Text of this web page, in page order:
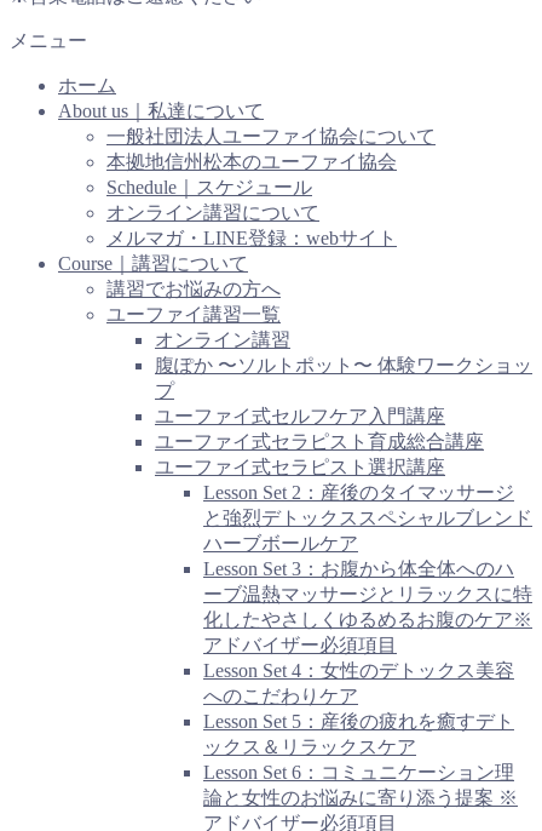
メニュー
ホーム
About us｜私達について
一般社団法人ユーファイ協会について
本拠地信州松本のユーファイ協会
Schedule｜スケジュール
オンライン講習について
メルマガ・LINE登録：webサイト
Course｜講習について
講習でお悩みの方へ
ユーファイ講習一覧
オンライン講習
腹ぽか 〜ソルトポット〜 体験ワークショッ
プ
ユーファイ式セルフケア入門講座
ユーファイ式セラピスト育成総合講座
ユーファイ式セラピスト選択講座
Lesson Set 2：産後のタイマッサージ
と強烈デトックススペシャルブレンド
ハーブボールケア
Lesson Set 3：お腹から体全体へのハ
ーブ温熱マッサージとリラックスに特
化したやさしくゆるめるお腹のケア※
アドバイザー必須項目
Lesson Set 4：女性のデトックス美容
へのこだわりケア
Lesson Set 5：産後の疲れを癒すデト
ックス＆リラックスケア
Lesson Set 6：コミュニケーション理
論と女性のお悩みに寄り添う提案 ※
アドバイザー必須項目